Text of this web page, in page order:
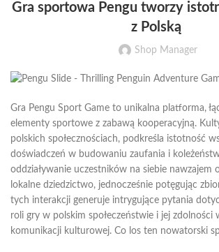
Gra sportowa Pengu tworzy
z Polską
Shop Manager
Gra Pengu Sport Game to unikalna platforma,
elementy sportowe z zabawą kooperacyjną.
polskich społecznościach, podkreśla istotność
doświadczeń w budowaniu zaufania i
oddziaływanie uczestników na siebie nawzajem
lokalne dziedzictwo, jednocześnie potęgując
tych interakcji generuje intrygujące pytania
roli gry w polskim społeczeństwie i jej zdolności
komunikacji kulturowej. Co los ten nowatorski